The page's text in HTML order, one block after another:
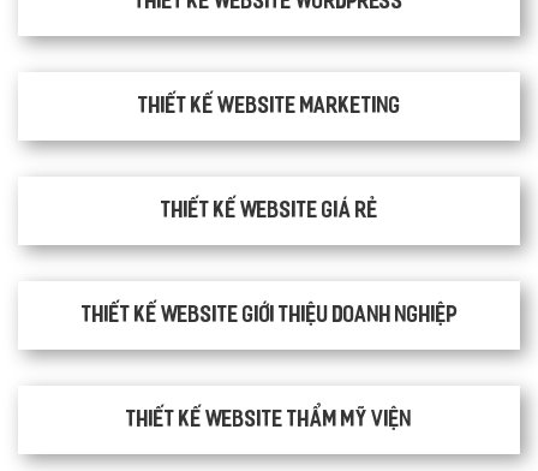
Thiết kế Website Marketing
Thiết kế website giá rẻ
Thiết kế website giới thiệu doanh nghiệp
Thiết kế website thẩm mỹ viện